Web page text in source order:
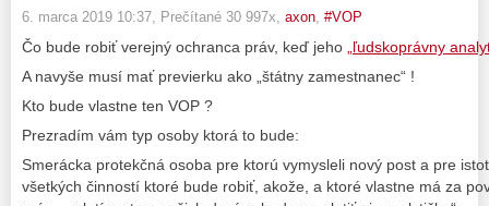
6. marca 2019 10:37 , Prečítané 30 997x, axon #VOP
Čo bude robiť verejný ochranca práv, keď jeho
„ľudskoprávny
A navyše musí mať previerku ako „štátny zamestnanec“ !
Kto bude vlastne ten VOP ?
Prezradím vám typ osoby ktorá to bude:
Smerácka protekčná osoba pre ktorú vymysleli nový post a pre
všetkých činností ktoré bude robiť, akože, a ktoré vlastne má za